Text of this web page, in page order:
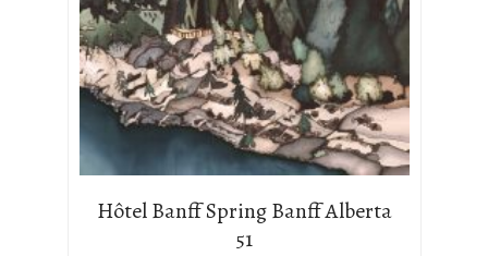
Hôtel Banff Spring Banff Alberta
51